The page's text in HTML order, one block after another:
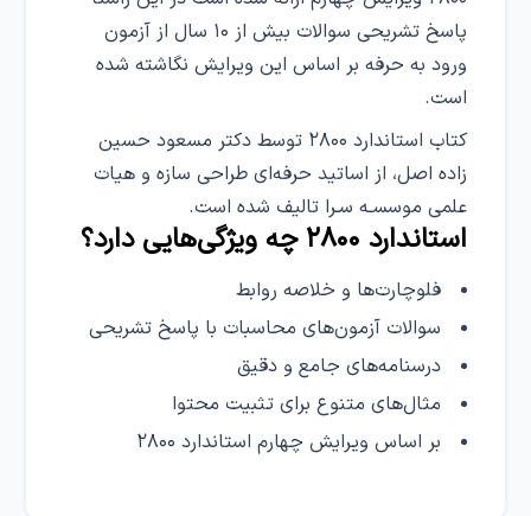
پاسخ تشریحی سوالات بیش از ۱۰ سال از آزمون
ورود به حرفه بر اساس این ویرایش نگاشته شده
است.
کتاب استاندارد ۲۸۰۰ توسط دکتر مسعود حسین
زاده اصل، از اساتید حرفه‌ای طراحی سازه و هیات
علمی موسسـه سـرا تالیف شده است.
استاندارد ۲۸۰۰ چه ویژگی‌هایی دارد؟
فلوچارت‌ها و خلاصه روابط
سوالات آزمون‌های محاسبات با پاسخ تشریحی
درسنامه‌های جامع و دقیق
مثال‌های متنوع برای تثبیت محتوا
بر اساس ویرایش چهارم استاندارد ۲۸۰۰